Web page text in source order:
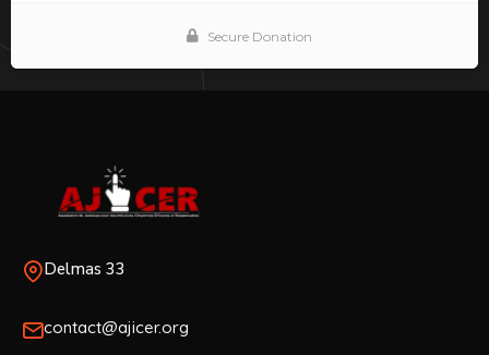
Delmas 33
contact@ajicer.org